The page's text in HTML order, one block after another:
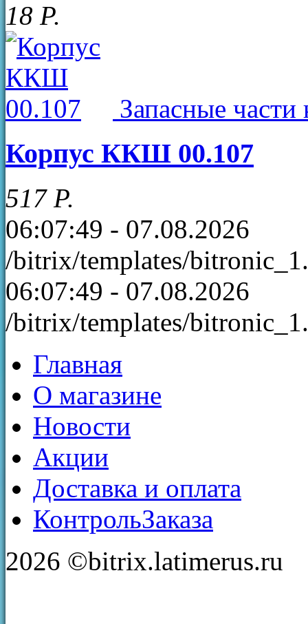
18 Р.
Запасные части
Корпус ККШ 00.107
517 Р.
06:07:49 - 07.08.2026
/bitrix/templates/
06:07:49 - 07.08.2026
/bitrix/templates/
Главная
О магазине
Новости
Акции
Доставка и оплата
КонтрольЗаказа
2026 ©bitrix.latimerus.ru